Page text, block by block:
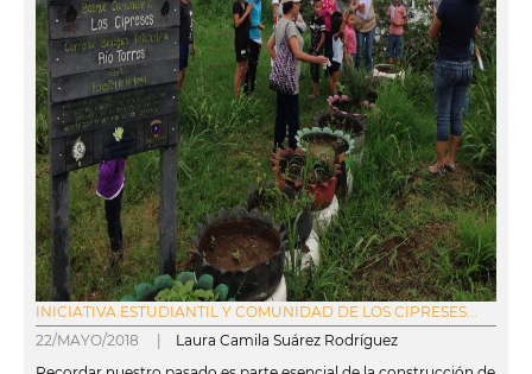
INICIATIVA ESTUDIANTIL Y COMUNIDAD DE LOS CIPRESES...
22/MAYO/2018 | Laura Camila Suárez Rodríguez